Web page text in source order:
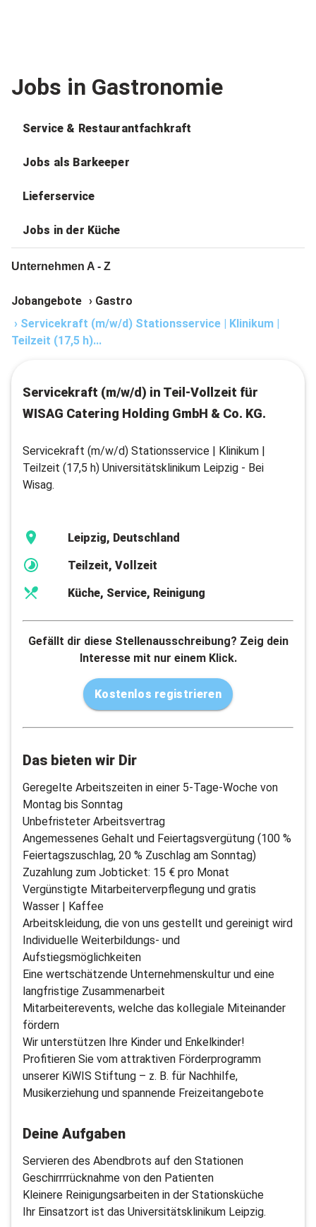
Jobs in Gastronomie
Service & Restaurantfachkraft
Jobs als Barkeeper
Lieferservice
Jobs in der Küche
Unternehmen A - Z
Jobangebote › Gastro
› Servicekraft (m/w/d) Stationsservice | Klinikum |
Teilzeit (17,5 h)...
Servicekraft (m/w/d) in Teil-Vollzeit für
WISAG Catering Holding GmbH & Co. KG.
Servicekraft (m/w/d) Stationsservice | Klinikum |
Teilzeit (17,5 h) Universitätsklinikum Leipzig - Bei
Wisag.
Leipzig, Deutschland
Teilzeit, Vollzeit
Küche, Service, Reinigung
Gefällt dir diese Stellenausschreibung? Zeig dein
Interesse mit nur einem Klick.
Kostenlos registrieren
Das bieten wir Dir
Geregelte Arbeitszeiten in einer 5-Tage-Woche von
Montag bis Sonntag
Unbefristeter Arbeitsvertrag
Angemessenes Gehalt und Feiertagsvergütung (100 %
Feiertagszuschlag, 20 % Zuschlag am Sonntag)
Zuzahlung zum Jobticket: 15 € pro Monat
Vergünstigte Mitarbeiterverpflegung und gratis
Wasser | Kaffee
Arbeitskleidung, die von uns gestellt und gereinigt wird
Individuelle Weiterbildungs- und
Aufstiegsmöglichkeiten
Eine wertschätzende Unternehmenskultur und eine
langfristige Zusammenarbeit
Mitarbeiterevents, welche das kollegiale Miteinander
fördern
Wir unterstützen Ihre Kinder und Enkelkinder!
Profitieren Sie vom attraktiven Förderprogramm
unserer KiWIS Stiftung – z. B. für Nachhilfe,
Musikerziehung und spannende Freizeitangebote
Deine Aufgaben
Servieren des Abendbrots auf den Stationen
Geschirrrrücknahme von den Patienten
Kleinere Reinigungsarbeiten in der Stationsküche
Ihr Einsatzort ist das Universitätsklinikum Leipzig.